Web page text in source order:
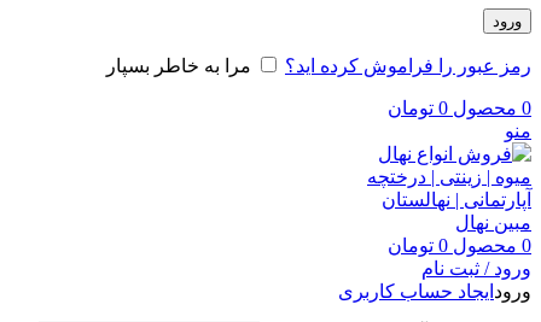
ورود
رمز عبور را فراموش کرده اید؟ مرا به خاطر بسپار
0 محصول 0 تومان
منو
0 محصول 0 تومان
ورود / ثبت نام
ورود ایجاد حساب کاربری